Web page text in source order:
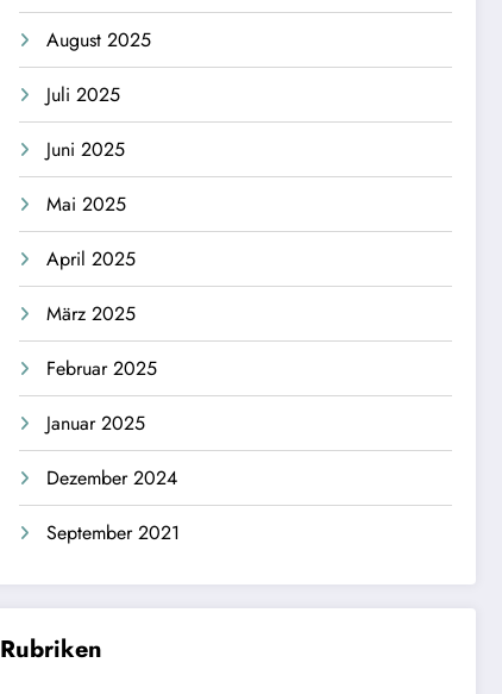
August 2025
Juli 2025
Juni 2025
Mai 2025
April 2025
März 2025
Februar 2025
Januar 2025
Dezember 2024
September 2021
Rubriken